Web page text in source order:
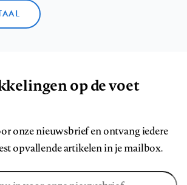
op de voet
onze nieuwsbrief en ontvang iedere
opvallende artikelen in je mailbox.